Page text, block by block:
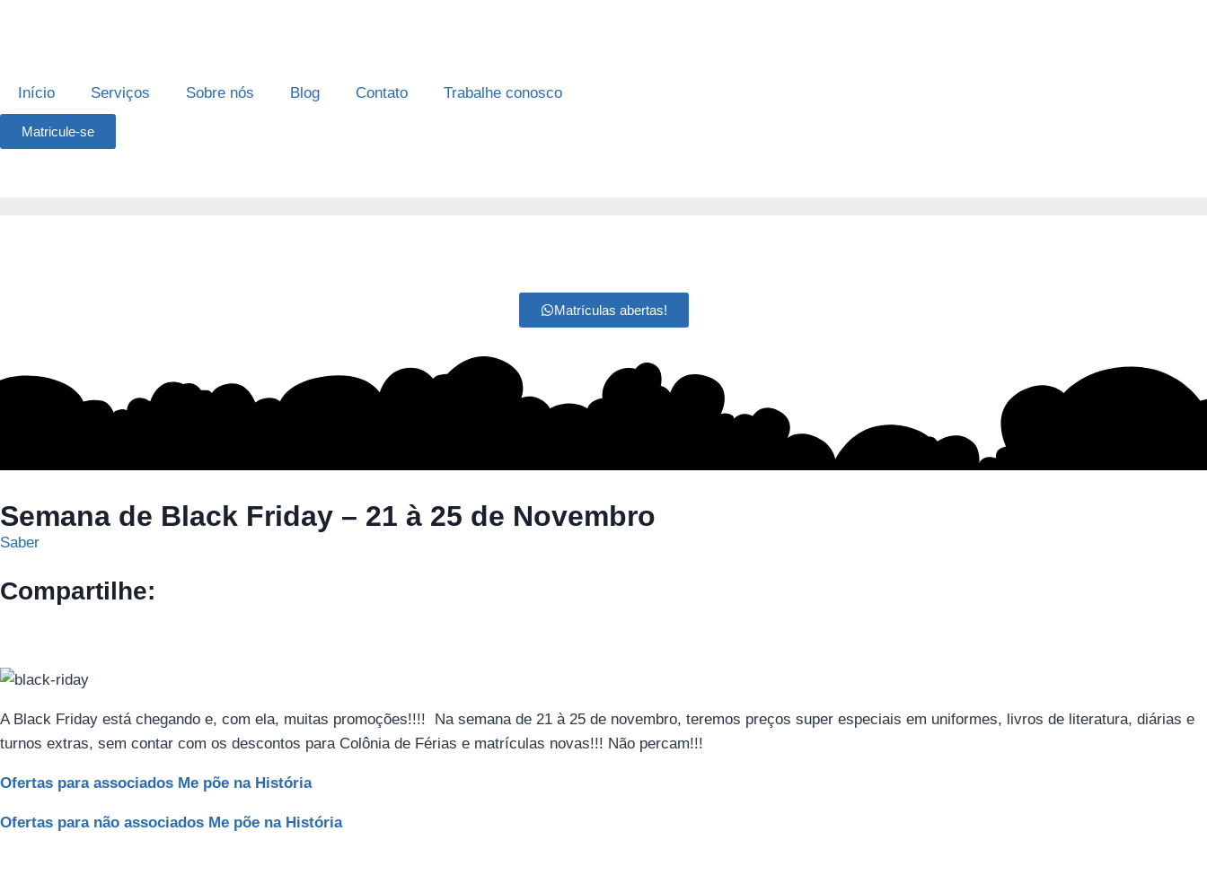
Início Serviços Sobre nós Blog Contato Trabalhe conosco
Matricule-se
Matrículas abertas!
Semana de Black Friday – 21 à 25 de Novembro
Saber
Compartilhe:
A Black Friday está chegando e, com ela, muitas promoções!!!! Na semana de 21 à 25 de novembro, teremos preços super especiais em uniformes, livros de literatura, diárias e
turnos extras, sem contar com os descontos para Colônia de Férias e matrículas novas!!! Não percam!!!
Ofertas para associados Me põe na História
Ofertas para não associados Me põe na História